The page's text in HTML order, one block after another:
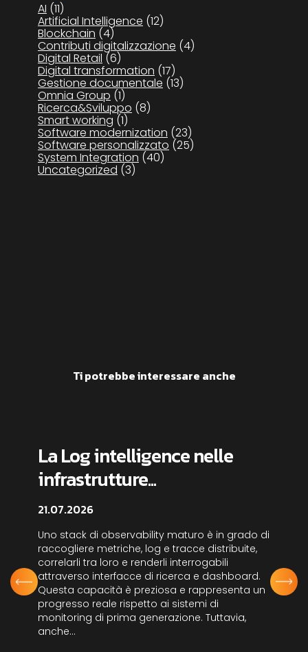
AI (11)
Artificial Intelligence (12)
Blockchain (4)
Contributi digitalizzazione (4)
Digital Retail (6)
Digital transformation (17)
Gestione documentale (13)
Omnia Group (1)
Ricerca&Sviluppo (8)
Smart working (1)
Software modernization (23)
Software personalizzato (25)
System Integration (40)
Uncategorized (3)
Ti potrebbe interessare anche
La Log intelligence nelle
infrastrutture...
21.07.2026
Uno stack di observability maturo è in grado di
raccogliere metriche, log e tracce distribuite,
correlarli tra loro e renderli interrogabili
attraverso interfacce di ricerca e dashboard.
Questa capacità è preziosa e rappresenta un
progresso reale rispetto ai sistemi di
monitoring di prima generazione. Tuttavia,
anche...